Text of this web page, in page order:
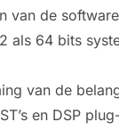
van de
als 64 bits
van de
en DSP